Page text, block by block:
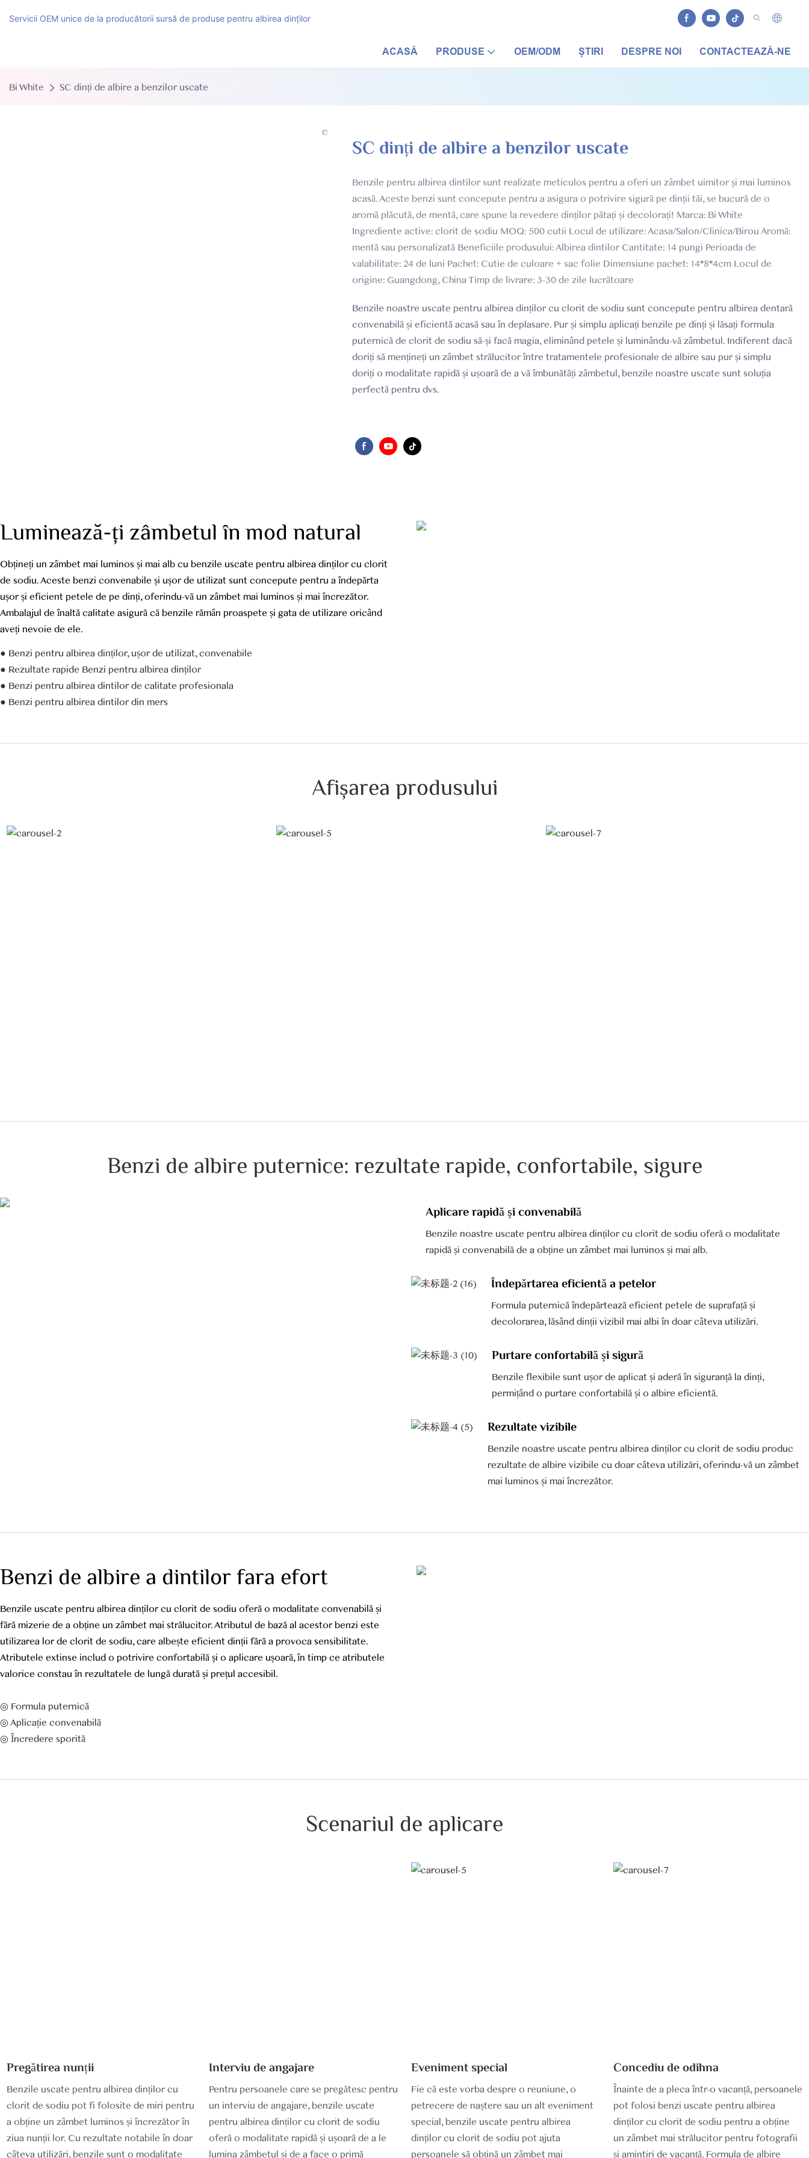
Servicii OEM unice de la producătorii sursă de produse pentru albirea dinților
ACASĂ PRODUSE OEM/ODM ȘTIRI DESPRE NOI CONTACTEAZĂ-NE
Bi White SC dinți de albire a benzilor uscate
SC dinți de albire a benzilor uscate
Benzile pentru albirea dintilor sunt realizate meticulos pentru a oferi un zâmbet uimitor și mai luminos
acasă. Aceste benzi sunt concepute pentru a asigura o potrivire sigură pe dinții tăi, se bucură de o
aromă plăcută, de mentă, care spune la revedere dinților pătați și decolorați! Marca: Bi White
Ingrediente active: clorit de sodiu MOQ: 500 cutii Locul de utilizare: Acasa/Salon/Clinica/Birou Aromă:
mentă sau personalizată Beneficiile produsului: Albirea dintilor Cantitate: 14 pungi Perioada de
valabilitate: 24 de luni Pachet: Cutie de culoare + sac folie Dimensiune pachet: 14*8*4cm Locul de
origine: Guangdong, China Timp de livrare: 3-30 de zile lucrătoare
Benzile noastre uscate pentru albirea dinților cu clorit de sodiu sunt concepute pentru albirea dentară
convenabilă și eficientă acasă sau în deplasare. Pur și simplu aplicați benzile pe dinți și lăsați formula
puternică de clorit de sodiu să-și facă magia, eliminând petele și luminându-vă zâmbetul. Indiferent dacă
doriți să mențineți un zâmbet strălucitor între tratamentele profesionale de albire sau pur și simplu
doriți o modalitate rapidă și ușoară de a vă îmbunătăți zâmbetul, benzile noastre uscate sunt soluția
perfectă pentru dvs.
Luminează-ți zâmbetul în mod natural
Obțineți un zâmbet mai luminos și mai alb cu benzile uscate pentru albirea dinților cu clorit
de sodiu. Aceste benzi convenabile și ușor de utilizat sunt concepute pentru a îndepărta
ușor și eficient petele de pe dinți, oferindu-vă un zâmbet mai luminos și mai încrezător.
Ambalajul de înaltă calitate asigură că benzile rămân proaspete și gata de utilizare oricând
aveți nevoie de ele.
● Benzi pentru albirea dinților, ușor de utilizat, convenabile
● Rezultate rapide Benzi pentru albirea dinților
● Benzi pentru albirea dintilor de calitate profesionala
● Benzi pentru albirea dintilor din mers
Afișarea produsului
Benzi de albire puternice: rezultate rapide, confortabile, sigure
Aplicare rapidă și convenabilă
Benzile noastre uscate pentru albirea dinților cu clorit de sodiu oferă o modalitate
rapidă și convenabilă de a obține un zâmbet mai luminos și mai alb.
Îndepărtarea eficientă a petelor
Formula puternică îndepărtează eficient petele de suprafață și
decolorarea, lăsând dinții vizibil mai albi în doar câteva utilizări.
Purtare confortabilă și sigură
Benzile flexibile sunt ușor de aplicat și aderă în siguranță la dinți,
permițând o purtare confortabilă și o albire eficientă.
Rezultate vizibile
Benzile noastre uscate pentru albirea dinților cu clorit de sodiu produc
rezultate de albire vizibile cu doar câteva utilizări, oferindu-vă un zâmbet
mai luminos și mai încrezător.
Benzi de albire a dintilor fara efort
Benzile uscate pentru albirea dinților cu clorit de sodiu oferă o modalitate convenabilă și
fără mizerie de a obține un zâmbet mai strălucitor. Atributul de bază al acestor benzi este
utilizarea lor de clorit de sodiu, care albește eficient dinții fără a provoca sensibilitate.
Atributele extinse includ o potrivire confortabilă și o aplicare ușoară, în timp ce atributele
valorice constau în rezultatele de lungă durată și prețul accesibil.
◎ Formula puternică
◎ Aplicație convenabilă
◎ Încredere sporită
Scenariul de aplicare
Pregătirea nunții
Benzile uscate pentru albirea dinților cu
clorit de sodiu pot fi folosite de miri pentru
a obține un zâmbet luminos și încrezător în
ziua nunții lor. Cu rezultate notabile în doar
câteva utilizări, benzile sunt o modalitate
Interviu de angajare
Pentru persoanele care se pregătesc pentru
un interviu de angajare, benzile uscate
pentru albirea dinților cu clorit de sodiu
oferă o modalitate rapidă și ușoară de a le
lumina zâmbetul și de a face o primă
Eveniment special
Fie că este vorba despre o reuniune, o
petrecere de naștere sau un alt eveniment
special, benzile uscate pentru albirea
dinților cu clorit de sodiu pot ajuta
persoanele să obțină un zâmbet mai
Concediu de odihna
Înainte de a pleca într-o vacanță, persoanele
pot folosi benzi uscate pentru albirea
dinților cu clorit de sodiu pentru a obține
un zâmbet mai strălucitor pentru fotografii
și amintiri de vacanță. Formula de albire